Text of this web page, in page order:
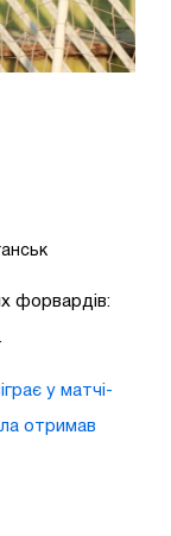
форвардів:
у матчі-
отримав